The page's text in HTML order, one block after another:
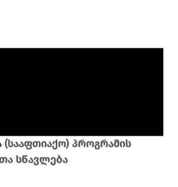
(სააფთიაქო) პროგრამის
სწავლება